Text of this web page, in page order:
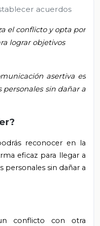
acuerdos
el conflicto y opta por
lograr objetivos
asertiva es
sin dañar a
reconocer en la
eficaz para llegar a
personales sin dañar a
conflicto con otra